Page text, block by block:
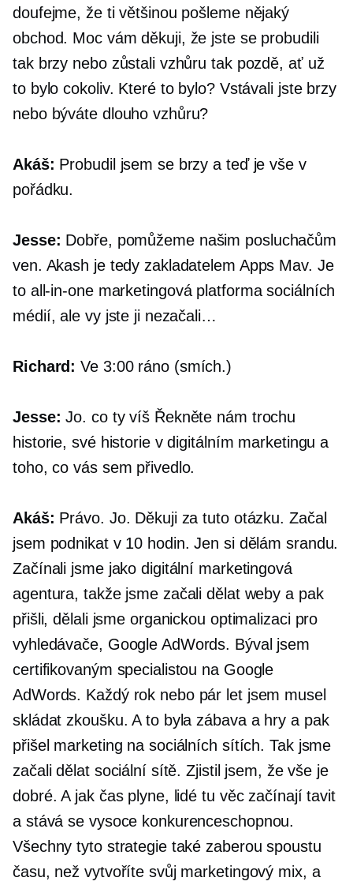
doufejme, že ti většinou pošleme nějaký
obchod. Moc vám děkuji, že jste se probudili
tak brzy nebo zůstali vzhůru tak pozdě, ať už
to bylo cokoliv. Které to bylo? Vstávali jste brzy
nebo býváte dlouho vzhůru?
Akáš: Probudil jsem se brzy a teď je vše v
pořádku.
Jesse: Dobře, pomůžeme našim posluchačům
ven. Akash je tedy zakladatelem Apps Mav. Je
to all-in-onemarketingová platforma sociálních
médií, ale vy jste ji nezačali…
Richard: Ve 3:00 ráno (smích.)
Jesse: Jo. co ty víš Řekněte nám trochu
historie, své historie v digitálním marketingu a
toho, co vás sem přivedlo.
Akáš: Právo. Jo. Děkuji za tuto otázku. Začal
jsem podnikat v 10 hodin. Jen si dělám srandu.
Začínali jsme jako digitální marketingová
agentura, takže jsme začali dělat weby a pak
přišli, dělali jsme organickou optimalizaci pro
vyhledávače, Google AdWords. Býval jsem
certifikovaným specialistou na Google
AdWords. Každý rok nebo pár let jsem musel
skládat zkoušku. A to byla zábava a hry a pak
přišel marketing na sociálních sítích. Tak jsme
začali dělat sociální sítě. Zjistil jsem, že vše je
dobré. A jak čas plyne, lidé tu věc začínají tavit
a stává se vysoce konkurenceschopnou.
Všechny tyto strategie také zaberou spoustu
času, než vytvoříte svůj marketingový mix, a